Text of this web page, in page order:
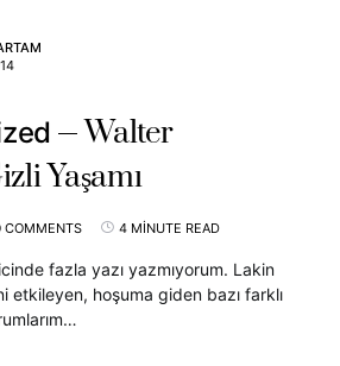
Walter
Yaşamı
COMMENTS 4 MINUTE READ
fazla yazı yazmıyorum. Lakin
etkileyen, hoşuma giden bazı farklı